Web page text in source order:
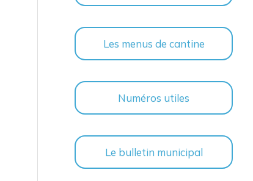
Les menus de cantine
Numéros utiles
Le bulletin municipal